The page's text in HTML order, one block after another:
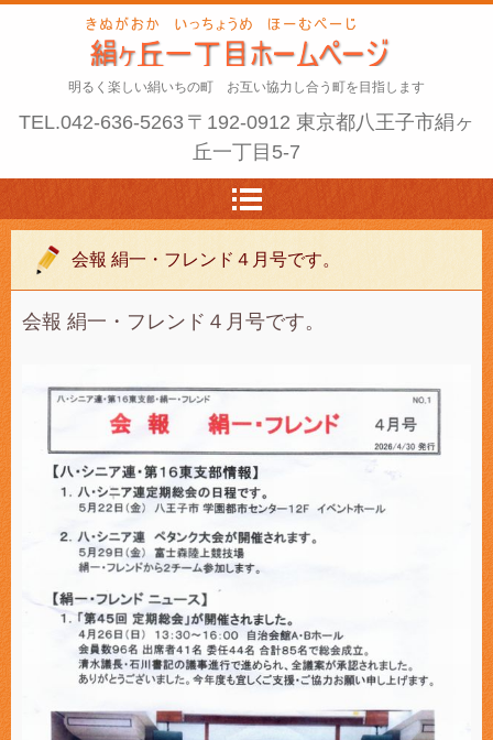
明るく楽しい絹いちの町 お互い協力し合う町を目指します
TEL.042-636-5263 〒192-0912 東京都八王子市絹ヶ
丘一丁目5-7
会報 絹一・フレンド４月号です。
会報 絹一・フレンド４月号です。